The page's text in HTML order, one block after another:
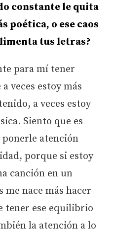
constante le quita
poética, o ese caos
tus letras?
para mí tener
veces estoy más
a veces estoy
Siento que es
atención
porque si estoy
canción en un
nace más hacer
tener ese equilibrio
la atención a lo